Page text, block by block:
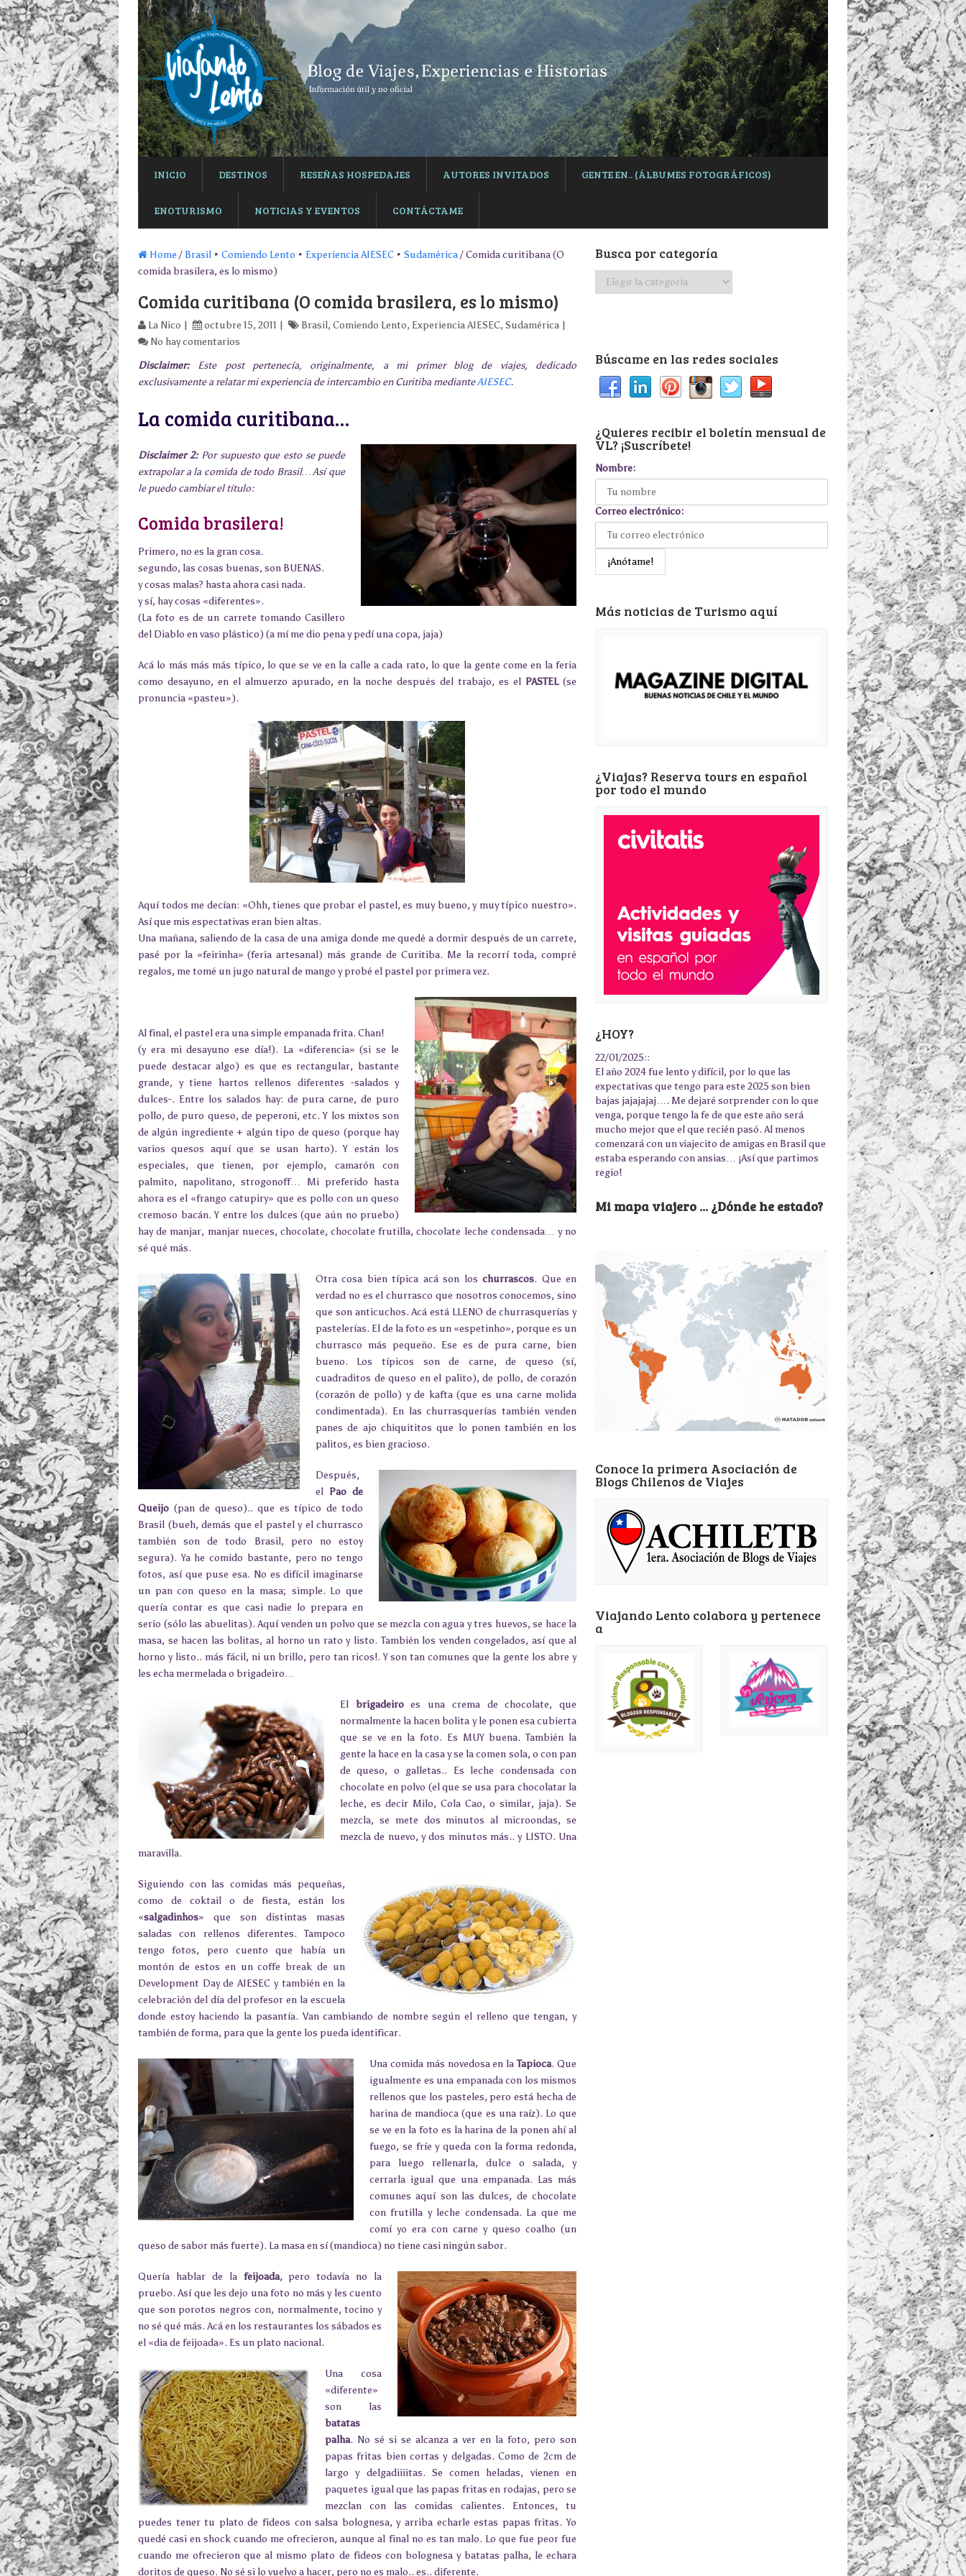
INICIO DESTINOS RESEÑAS HOSPEDAJES AUTORES INVITADOS GENTE EN.. (ÁLBUMES FOTOGRÁFICOS)
ENOTURISMO NOTICIAS Y EVENTOS CONTÁCTAME
Home / Brasil • Comiendo Lento • Experiencia AIESEC • Sudamérica/ Comida curitibana (O
comida brasilera, es lo mismo)
Comida curitibana (O comida brasilera, es lo mismo)
La Nico octubre 15, 2011 Brasil, Comiendo Lento, Experiencia AIESEC, Sudamérica
No hay comentarios
Disclaimer:Este post pertenecía, originalmente, a mi primer blog de viajes, dedicado
exclusivamente a relatar mi experiencia de intercambio en Curitiba medianteAIESEC.
La comida curitibana…
Disclaimer 2:Por supuesto que esto se puede
extrapolar a la comida de todo Brasil… Así que
le puedo cambiar el título:
Comida brasilera!
Primero, no es la gran cosa.
segundo, las cosas buenas, son BUENAS.
y cosas malas? hasta ahora casi nada.
y sí, hay cosas «diferentes».
(La foto es de un carrete tomando Casillero
del Diablo en vaso plástico) (a mí me dio pena y pedí una copa, jaja)
Acá lo más más más típico, lo que se ve en la calle a cada rato, lo que la gente come en la feria
como desayuno, en el almuerzo apurado, en la noche después del trabajo, es el PASTEL(se
pronuncia «pasteu»).
Aquí todos me decían: «Ohh, tienes que probar el pastel, es muy bueno, y muy típico nuestro».
Así que mis espectativas eran bien altas.
Una mañana, saliendo de la casa de una amiga donde me quedé a dormir después de un carrete,
pasé por la «feirinha» (feria artesanal) más grande de Curitiba. Me la recorrí toda, compré
regalos, me tomé un jugo natural de mango y probé el pastel por primera vez.
Al final, el pastel era una simple empanada frita. Chan!
(y era mi desayuno ese día!). La «diferencia» (si se le
puede destacar algo) es que es rectangular, bastante
grande, y tiene hartos rellenos diferentes -salados y
dulces-. Entre los salados hay: de pura carne, de puro
pollo, de puro queso, de peperoni, etc. Y los mixtos son
de algún ingrediente + algún tipo de queso (porque hay
varios quesos aquí que se usan harto). Y están los
especiales, que tienen, por ejemplo, camarón con
palmito, napolitano, strogonoff… Mi preferido hasta
ahora es el «frango catupiry» que es pollo con un queso
cremoso bacán. Y entre los dulces (que aún no pruebo)
hay de manjar, manjar nueces, chocolate, chocolate frutilla, chocolate leche condensada… y no
sé qué más.
Otra cosa bien típica acá son loschurrascos. Que en
verdad no es el churrasco que nosotros conocemos, sino
que son anticuchos. Acá está LLENO de churrasquerías y
pastelerías. El de la foto es un «espetinho», porque es un
churrasco más pequeño. Ese es de pura carne, bien
bueno. Los típicos son de carne, de queso (sí,
cuadraditos de queso en el palito), de pollo, de corazón
(corazón de pollo) y de kafta (que es una carne molida
condimentada). En las churrasquerías también venden
panes de ajo chiquititos que lo ponen también en los
palitos, es bien gracioso.
Después,
el Pao de
Queijo (pan de queso).. que es típico de todo
Brasil (bueh, demás que el pastel y el churrasco
también son de todo Brasil, pero no estoy
segura). Ya he comido bastante, pero no tengo
fotos, así que puse esa. No es difícil imaginarse
un pan con queso en la masa; simple. Lo que
quería contar es que casi nadie lo prepara en
serio (sólo las abuelitas). Aquí venden un polvo que se mezcla con agua y tres huevos, se hace la
masa, se hacen las bolitas, al horno un rato y listo. También los venden congelados, así que al
horno y listo.. más fácil, ni un brillo, pero tan ricos!. Y son tan comunes que la gente los abre y
les echa mermelada o brigadeiro…
El brigadeiroes una crema de chocolate, que
normalmente la hacen bolita y le ponen esa cubierta
que se ve en la foto. Es MUY buena. También la
gente la hace en la casa y se la comen sola, o con pan
de queso, o galletas.. Es leche condensada con
chocolate en polvo (el que se usa para chocolatar la
leche, es decir Milo, Cola Cao, o similar, jaja). Se
mezcla, se mete dos minutos al microondas, se
mezcla de nuevo, y dos minutos más.. y LISTO. Una
maravilla.
Siguiendo con las comidas más pequeñas,
como de coktail o de fiesta, están los
«salgadinhos» que son distintas masas
saladas con rellenos diferentes. Tampoco
tengo fotos, pero cuento que había un
montón de estos en un coffe break de un
Development Day de AIESEC y también en la
celebración del día del profesor en la escuela
donde estoy haciendo la pasantía. Van cambiando de nombre según el relleno que tengan, y
también de forma, para que la gente los pueda identificar.
Una comida más novedosa en laTapioca. Que
igualmente es una empanada con los mismos
rellenos que los pasteles, pero está hecha de
harina de mandioca (que es una raíz). Lo que
se ve en la foto es la harina de la ponen ahí al
fuego, se fríe y queda con la forma redonda,
para luego rellenarla, dulce o salada, y
cerrarla igual que una empanada. Las más
comunes aquí son las dulces, de chocolate
con frutilla y leche condensada. La que me
comí yo era con carne y queso coalho (un
queso de sabor más fuerte). La masa en sí (mandioca) no tiene casi ningún sabor.
Quería hablar de la feijoada, pero todavía no la
pruebo. Así que les dejo una foto no más y les cuento
que son porotos negros con, normalmente, tocino y
no sé qué más. Acá en los restaurantes los sábados es
el «dia de feijoada». Es un plato nacional.
Una cosa
«diferente»
son las
batatas
palha. No sé si se alcanza a ver en la foto, pero son
papas fritas bien cortas y delgadas. Como de 2cm de
largo y delgadiiiitas. Se comen heladas, vienen en
paquetes igual que las papas fritas en rodajas, pero se
mezclan con las comidas calientes. Entonces, tu
puedes tener tu plato de fideos con salsa bolognesa, y arriba echarle estas papas fritas. Yo
quedé casi en shock cuando me ofrecieron, aunque al final no es tan malo. Lo que fue peor fue
cuando me ofrecieron que al mismo plato de fideos con bolognesa y batatas palha, le echara
doritos de queso. No sé si lo vuelvo a hacer, pero no es malo.. es.. diferente.
Busca por categoría
Busca
Búscame en las redes sociales
¿Quieres recibir el boletín mensual de
VL? ¡Suscríbete!
Nombre:
Correo electrónico:
Más noticias de Turismo aquí
¿Viajas? Reserva tours en español
por todo el mundo
¿HOY?
22/01/2025::
El año 2024 fue lento y difícil, por lo que las
expectativas que tengo para este 2025 son bien
bajas jajajajaj…. Me dejaré sorprender con lo que
venga, porque tengo la fe de que este año será
mucho mejor que el que recién pasó. Al menos
comenzará con un viajecito de amigas en Brasil que
estaba esperando con ansias… ¡Así que partimos
regio!
Mi mapa viajero ... ¿Dónde he estado?
Conoce la primera Asociación de
Blogs Chilenos de Viajes
Viajando Lento colabora y pertenece
a